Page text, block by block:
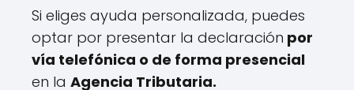
Si eliges ayuda personalizada, puedes
optar por presentar la declaración por
vía telefónica o de forma presencial
en la Agencia Tributaria.